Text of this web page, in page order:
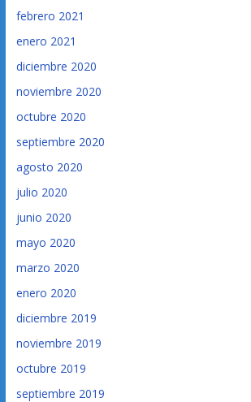
febrero 2021
enero 2021
diciembre 2020
noviembre 2020
octubre 2020
septiembre 2020
agosto 2020
julio 2020
junio 2020
mayo 2020
marzo 2020
enero 2020
diciembre 2019
noviembre 2019
octubre 2019
septiembre 2019